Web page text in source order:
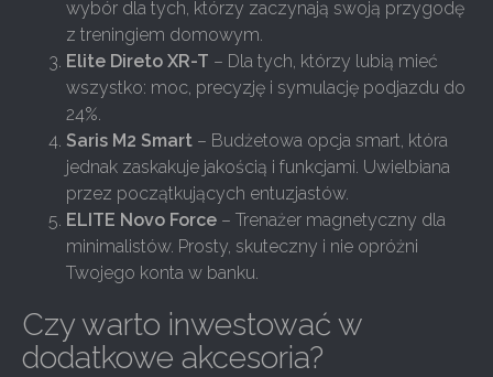
wybór dla tych, którzy zaczynają swoją przygodę
z treningiem domowym.
Elite Direto XR-T – Dla tych, którzy lubią mieć
wszystko: moc, precyzję i symulację podjazdu do
24%.
Saris M2 Smart – Budżetowa opcja smart, która
jednak zaskakuje jakością i funkcjami. Uwielbiana
przez początkujących entuzjastów.
ELITE Novo Force – Trenażer magnetyczny dla
minimalistów. Prosty, skuteczny i nie opróżni
Twojego konta w banku.
Czy warto inwestować w
dodatkowe akcesoria?